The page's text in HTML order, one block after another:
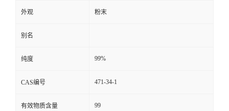
外观 粉末
别名
纯度 99%
CAS编号 471-34-1
有效物质含量 99